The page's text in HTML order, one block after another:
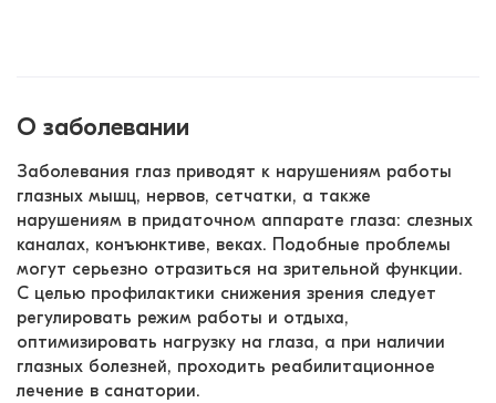
О заболевании
Заболевания глаз приводят к нарушениям работы
глазных мышц, нервов, сетчатки, а также
нарушениям в придаточном аппарате глаза: слезных
каналах, конъюнктиве, веках. Подобные проблемы
могут серьезно отразиться на зрительной функции.
С целью профилактики снижения зрения следует
регулировать режим работы и отдыха,
оптимизировать нагрузку на глаза, а при наличии
глазных болезней, проходить реабилитационное
лечение в санатории.